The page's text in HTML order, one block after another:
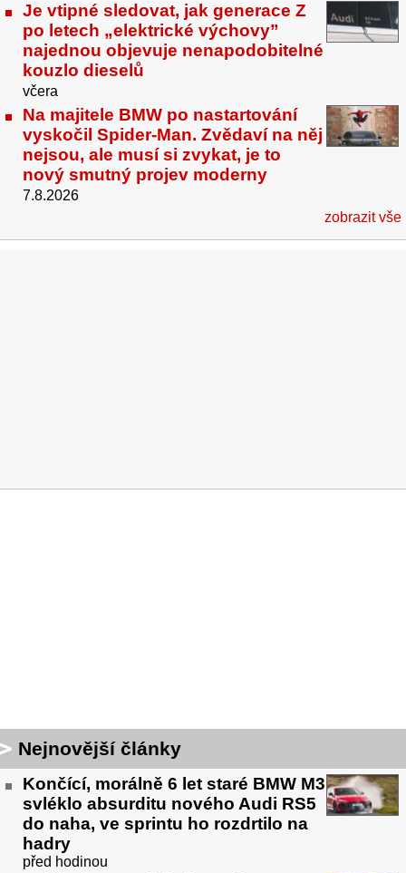
Je vtipné sledovat, jak generace Z
po letech „elektrické výchovy”
najednou objevuje nenapodobitelné
kouzlo dieselů
včera
Na majitele BMW po nastartování
vyskočil Spider-Man. Zvědaví na něj
nejsou, ale musí si zvykat, je to
nový smutný projev moderny
7.8.2026
zobrazit vše
Nejnovější články
Končící, morálně 6 let staré BMW M3
svléklo absurditu nového Audi RS5
do naha, ve sprintu ho rozdrtilo na
hadry
před hodinou